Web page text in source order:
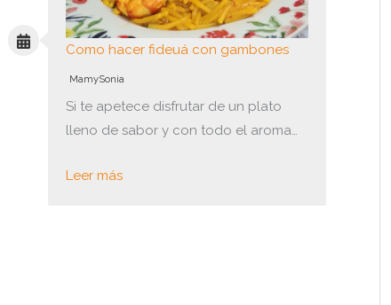
Como hacer fideuá con gambones
MamySonia
Si te apetece disfrutar de un plato
lleno de sabor y con todo el aroma…
Leer más